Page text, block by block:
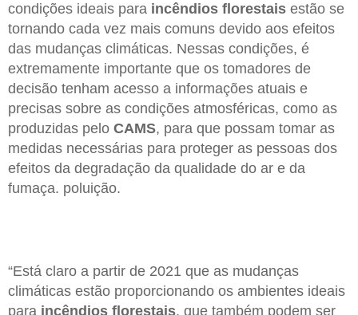
condições ideais para incêndios florestais estão se
tornando cada vez mais comuns devido aos efeitos
das mudanças climáticas. Nessas condições, é
extremamente importante que os tomadores de
decisão tenham acesso a informações atuais e
precisas sobre as condições atmosféricas, como as
produzidas pelo CAMS, para que possam tomar as
medidas necessárias para proteger as pessoas dos
efeitos da degradação da qualidade do ar e da
fumaça. poluição.
“Está claro a partir de 2021 que as mudanças
climáticas estão proporcionando os ambientes ideais
para incêndios florestais, que também podem ser